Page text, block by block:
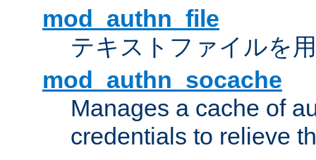
mod_authn_file
テキストファイルを
mod_authn_socache
Manages a cache of
credentials to relieve